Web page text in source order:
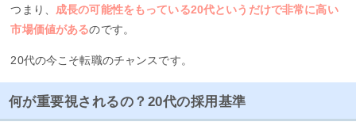
つまり、 成長の可能性をもっている20代というだけで非常に高い
市場価値があるのです。
20代の今こそ転職のチャンスです。
何が重要視されるの？20代の採用基準